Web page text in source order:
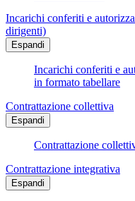
Incarichi conferiti e
dirigenti)
Espandi
Incarichi conferiti e
in formato tabellare
Contrattazione collettiva
Espandi
Contrattazione
Contrattazione integrativa
Espandi